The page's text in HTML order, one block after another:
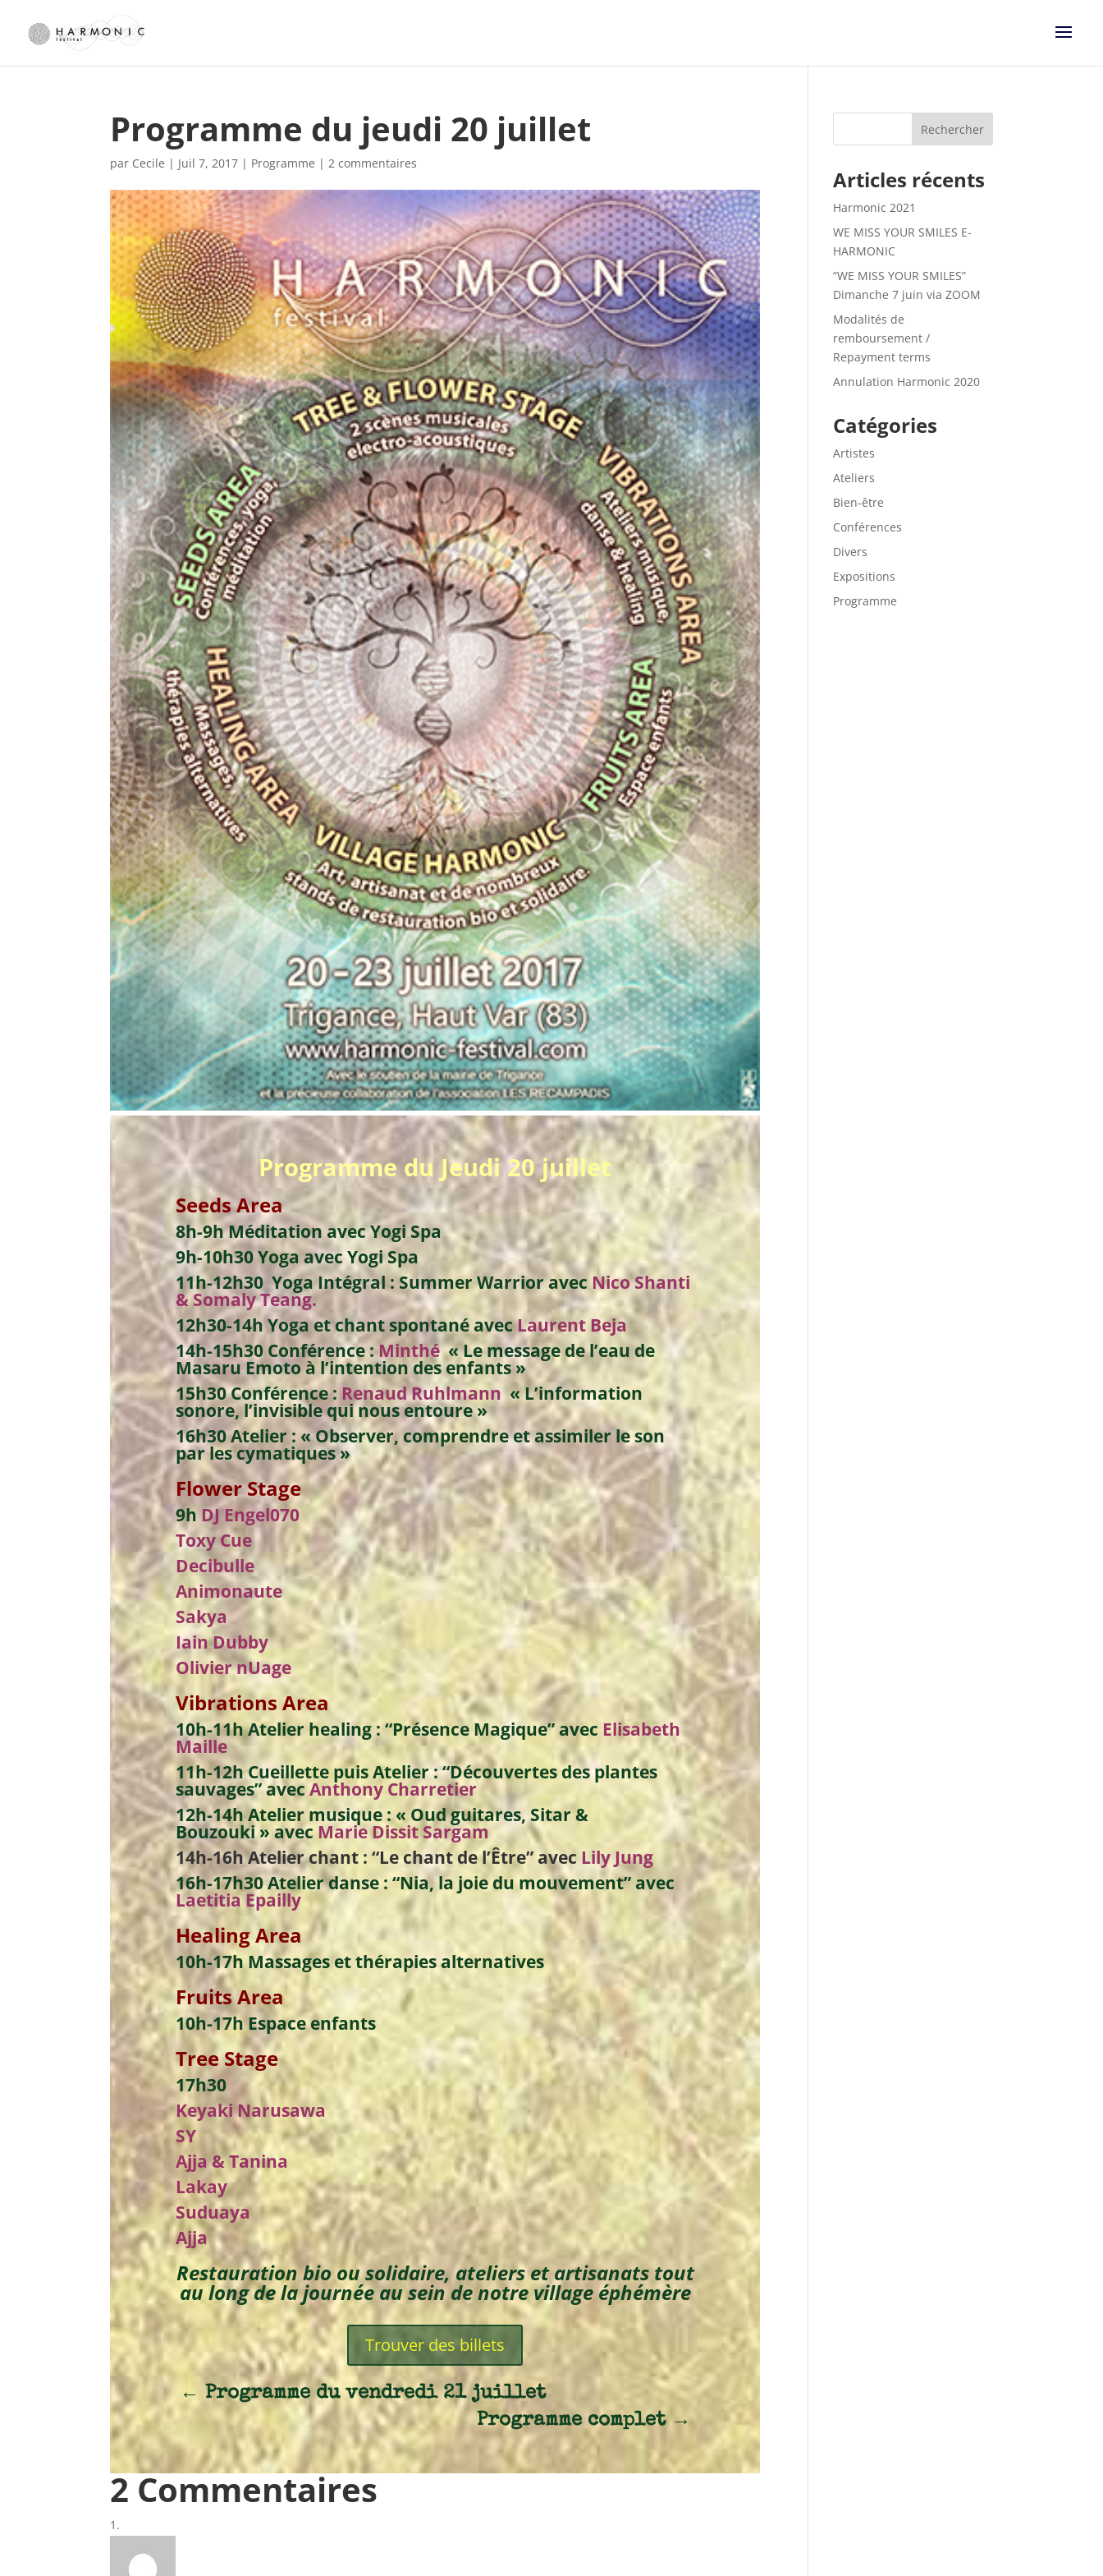
Programme du jeudi 20 juillet
par Cecile | Juil 7, 2017 | Programme |2 commentaires
Programme du Jeudi 20 juillet
SeedsArea
8h-9hMéditation avecYogi Spa
9h-10h30Yoga avec Yogi Spa
11h-12h30 Yoga Intégral : Summer Warrior avec Nico Shanti
& Somaly Teang.
12h30-14h Yoga et chant spontané avecLaurent Beja
14h-15h30 Conférence : Minthé « Le message de l’eau de
Masaru Emoto à l’intention des enfants »
15h30Conférence : Renaud Ruhlmann « L’information
sonore, l’invisible qui nous entoure »
16h30Atelier : « Observer, comprendre et assimiler le son
par les cymatiques »
FlowerStage
9hDJ Engel070
Toxy Cue
Decibulle
Animonaute
Sakya
Iain Dubby
Olivier nUage
Vibrations Area
10h-11hAtelier healing : “Présence Magique”avec Elisabeth
Maille
11h-12h Cueillette puis Atelier :“Découvertes des plantes
sauvages”avecAnthony Charretier
12h-14hAtelier musique :« Oud guitares, Sitar &
Bouzouki »avecMarieDissit Sargam
14h-16hAtelier chant : “Le chant de l’Être”avec Lily Jung
16h-17h30Atelier danse :“Nia, la joie du mouvement”avec
Laetitia Epailly
HealingArea
10h-17hMassages et thérapies alternatives
FruitsArea
10h-17hEspace enfants
TreeStage
17h30
Keyaki Narusawa
SY
Ajja & Tanina
Lakay
Suduaya
Ajja
Restauration bio ou solidaire, ateliers et artisanatstout
au longde la journée au sein de notre village éphémère
Trouver des billets
← Programme du vendredi 21 juillet
Programme complet→
2 Commentaires
Articles récents
Harmonic 2021
WE MISS YOUR SMILES E-
HARMONIC
“WE MISS YOUR SMILES”
Dimanche 7 juin via ZOOM
Modalités de
remboursement /
Repayment terms
Annulation Harmonic 2020
Catégories
Artistes
Ateliers
Bien-être
Conférences
Divers
Expositions
Programme